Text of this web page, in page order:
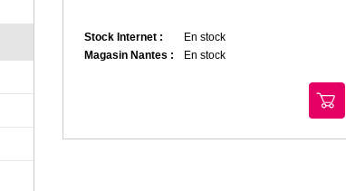
Stock Internet :
En stock
Magasin Nantes :
En stock